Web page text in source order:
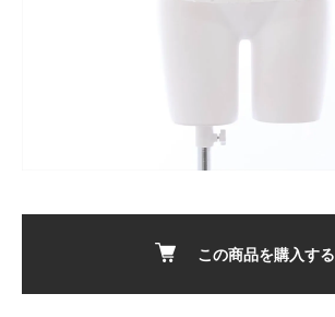
この商品を購入する